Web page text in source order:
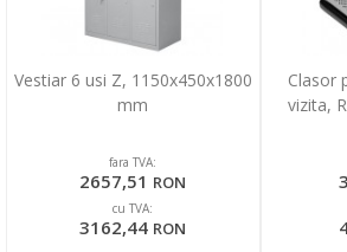
Vestiar 6 usi Z, 1150x450x1800
mm
fara TVA:
2657,51 RON
cu TVA:
3162,44 RON
Clasor
vizita,